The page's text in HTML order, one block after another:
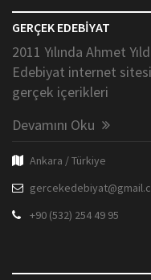
GERÇEK EDEBİYAT
2011 Yılında Ahmet
Edebiyat internet
gerçek içerikleri
Devamını Oku
Ankara / Türkiye
+90 (532) 254 49 95